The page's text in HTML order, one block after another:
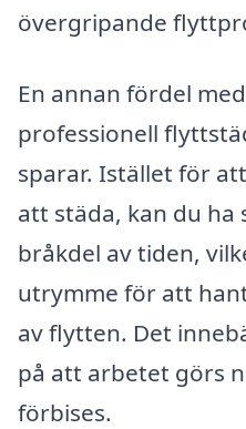
övergripande
En annan fördel
professionell
sparar. Istället för
att städa, kan du ha
bråkdel av tiden,
utrymme för att
av flytten. Det
på att arbetet görs
förbises.